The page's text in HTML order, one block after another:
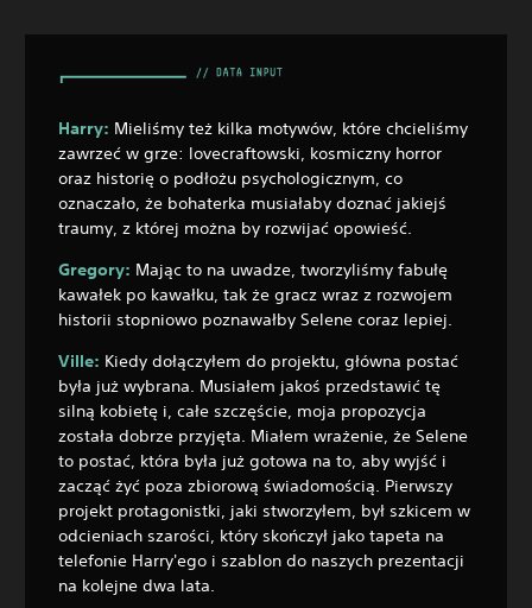
Harry: Mieliśmy też kilka motywów, które chcieliśmy
zawrzeć w grze: lovecraftowski, kosmiczny horror
oraz historię o podłożu psychologicznym, co
oznaczało, że bohaterka musiałaby doznać jakiejś
traumy, z której można by rozwijać opowieść.
Gregory: Mając to na uwadze, tworzyliśmy fabułę
kawałek po kawałku, tak że gracz wraz z rozwojem
historii stopniowo poznawałby Selene coraz lepiej.
Ville: Kiedy dołączyłem do projektu, główna postać
była już wybrana. Musiałem jakoś przedstawić tę
silną kobietę i, całe szczęście, moja propozycja
została dobrze przyjęta. Miałem wrażenie, że Selene
to postać, która była już gotowa na to, aby wyjść i
zacząć żyć poza zbiorową świadomością. Pierwszy
projekt protagonistki, jaki stworzyłem, był szkicem w
odcieniach szarości, który skończył jako tapeta na
telefonie Harry'ego i szablon do naszych prezentacji
na kolejne dwa lata.